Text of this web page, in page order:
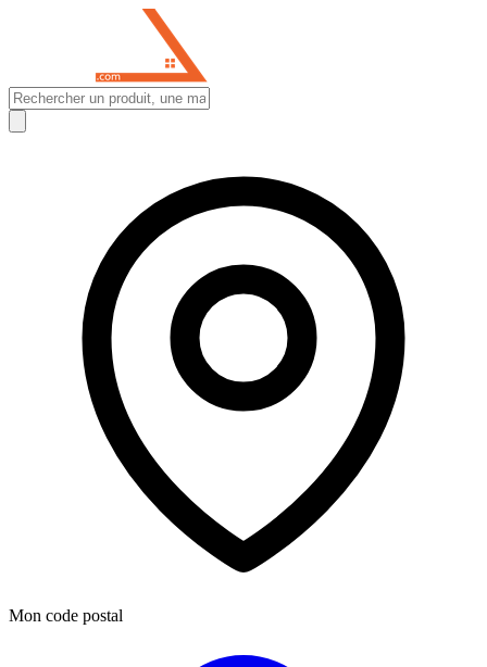
Mon code postal